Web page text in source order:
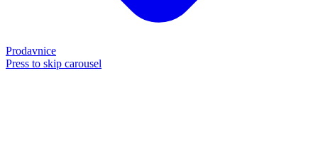
Prodavnice
Press to skip carousel